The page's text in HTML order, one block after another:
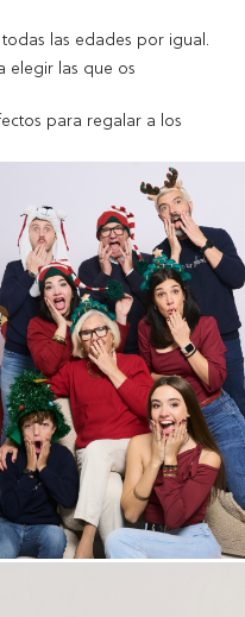
las edades por igual.
elegir las que os
para regalar a los